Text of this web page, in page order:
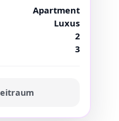
Apartment
Luxus
2
3